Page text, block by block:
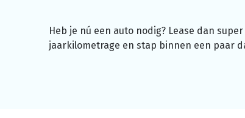
Heb je nú een auto nodig? Lease dan
jaarkilometrage en stap binnen een paar